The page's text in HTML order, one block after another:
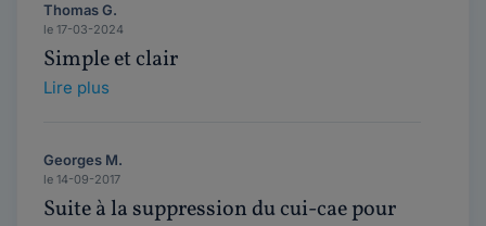
Thomas G.
le 17-03-2024
Simple et clair
Lire plus
Georges M.
le 14-09-2017
Suite à la suppression du cui-cae pour